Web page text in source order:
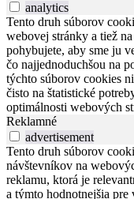
analytics
Tento druh súborov
webovej stránky a tiež
pohybujete, aby sme ju
čo najjednoduchšou na
týchto súborov cookies
čisto na štatistické
optimálnosti webových
Reklamné
advertisement
Tento druh súborov
návštevníkov na
reklamu, ktorá je
a týmto hodnotnejšia pre